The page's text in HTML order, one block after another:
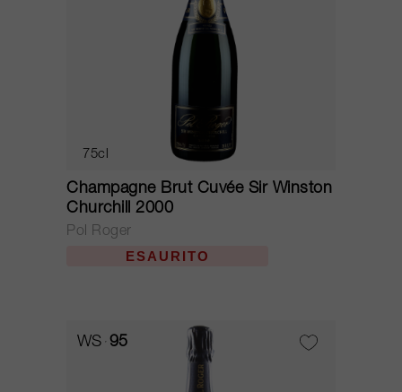
75cl
Champagne Brut Cuvée Sir Winston
Churchill 2000
Pol Roger
ESAURITO
WS 95